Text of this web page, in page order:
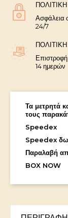
Ασφάλεια
24/7
14 ημερών
Τα μετρητά
τους
Speedex
Speedex
Παραλαβή
BOX NOW